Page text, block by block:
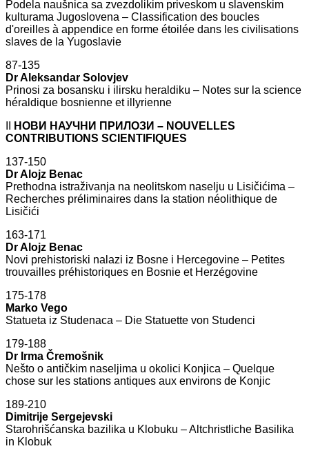
Podela naušnica sa zvezdolikim priveskom u slavenskim
kulturama Jugoslovena – Classification des boucles
d'oreilles à appendice en forme étoilée dans les civilisations
slaves de la Yugoslavie
87-135
Dr Aleksandar Solovjev
Prinosi za bosansku i ilirsku heraldiku – Notes sur la science
héraldique bosnienne et illyrienne
НОВИ НАУЧНИ ПРИЛОЗИ – NOUVELLES
CONTRIBUTIONS SCIENTIFIQUES
137-150
Dr Alojz Benac
Prethodna istraživanja na neolitskom naselju u Lisičićima –
Recherches préliminaires dans la station néolithique de
Lisičići
163-171
Dr Alojz Benac
Novi prehistoriski nalazi iz Bosne i Hercegovine – Petites
trouvailles préhistoriques en Bosnie et Herzégovine
175-178
Marko Vego
Statueta iz Studenaca – Die Statuette von Studenci
179-188
Dr Irma Čremošnik
Nešto o antičkim naseljima u okolici Konjica – Quelque
chose sur les stations antiques aux environs de Konjic
189-210
Dimitrije Sergejevski
Starohrišćanska bazilika u Klobuku – Altchristliche Basilika
in Klobuk